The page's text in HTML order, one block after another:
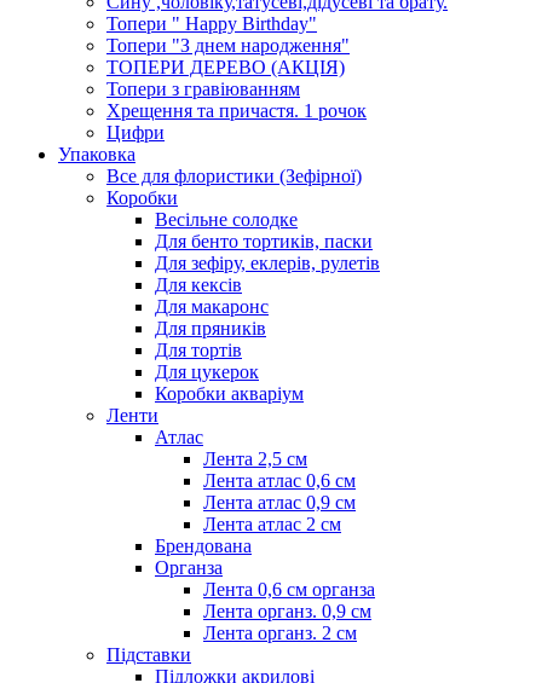
Топери " Happy Birthday"
Топери "З днем народження"
ТОПЕРИ ДЕРЕВО (АКЦІЯ)
Топери з гравіюванням
Хрещення та причастя. 1 рочок
Цифри
Упаковка
Все для флористики (Зефірної)
Коробки
Весільне солодке
Для бенто тортиків, паски
Для зефіру, еклерів, рулетів
Для кексів
Для макаронс
Для пряників
Для тортів
Для цукерок
Коробки акваріум
Ленти
Атлас
Лента 2,5 см
Лента атлас 0,6 см
Лента атлас 0,9 см
Лента атлас 2 см
Брендована
Органза
Лента 0,6 см органза
Лента органз. 0,9 см
Лента органз. 2 см
Підставки
Підложки акрилові